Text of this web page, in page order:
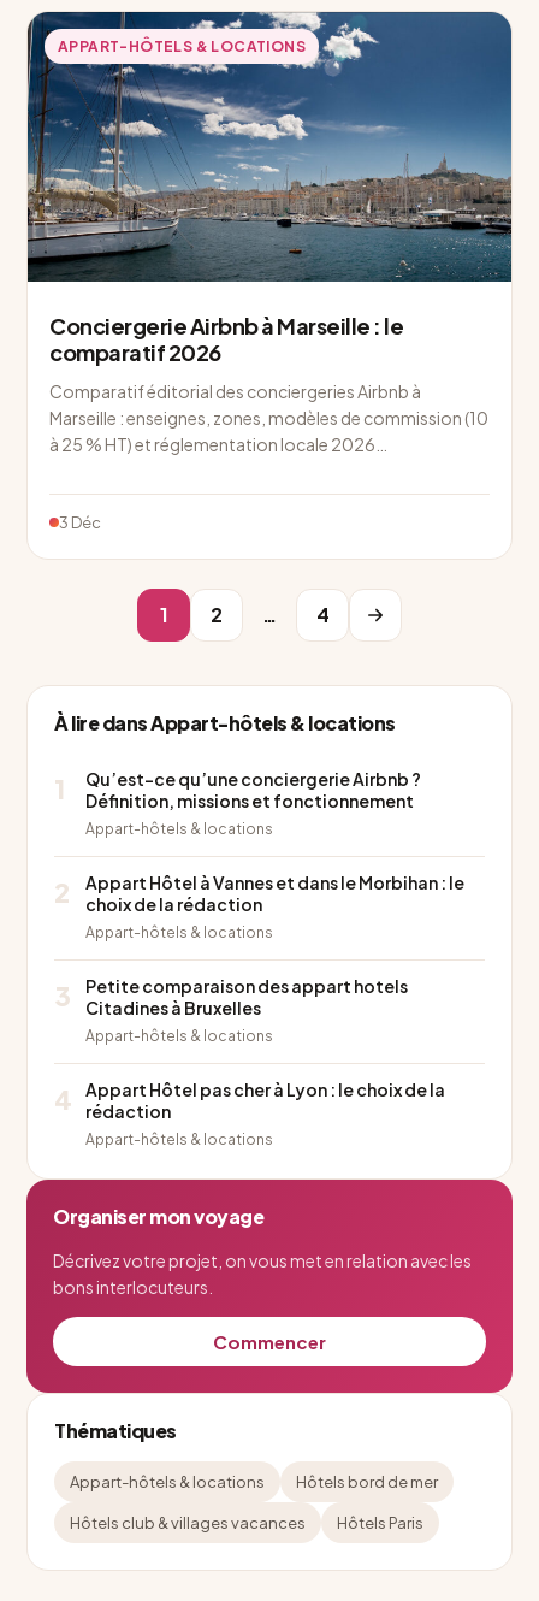
APPART-HÔTELS & LOCATIONS
Conciergerie Airbnb à Marseille : le
comparatif 2026
Comparatif éditorial des conciergeries Airbnb à
Marseille : enseignes, zones, modèles de commission (10
à 25 % HT) et réglementation locale 2026…
3 Déc
1 2 … 4
À lire dans Appart-hôtels & locations
1
Qu’est-ce qu’une conciergerie Airbnb ?
Définition, missions et fonctionnement
Appart-hôtels & locations
2
Appart Hôtel à Vannes et dans le Morbihan : le
choix de la rédaction
Appart-hôtels & locations
3
Petite comparaison des appart hotels
Citadines à Bruxelles
Appart-hôtels & locations
4
Appart Hôtel pas cher à Lyon : le choix de la
rédaction
Appart-hôtels & locations
Organiser mon voyage
Décrivez votre projet, on vous met en relation avec les
bons interlocuteurs.
Commencer
Thématiques
Appart-hôtels & locations Hôtels bord de mer
Hôtels club & villages vacances Hôtels Paris